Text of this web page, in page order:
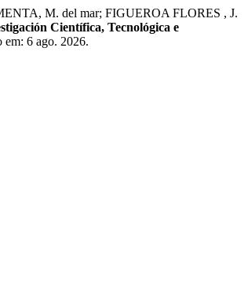
M. del mar; FIGUEROA FLORES , J.
Científica, Tecnológica e
6 ago. 2026.